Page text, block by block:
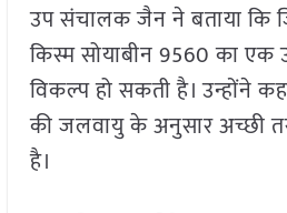
उप संचालक जैन ने बताया कि
किस्म सोयाबीन 9560 का एक
विकल्प हो सकती है। उन्होंने
की जलवायु के अनुसार अच्छी
है।